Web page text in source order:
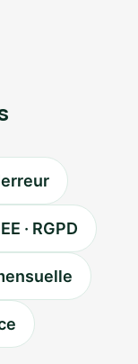
· RGPD